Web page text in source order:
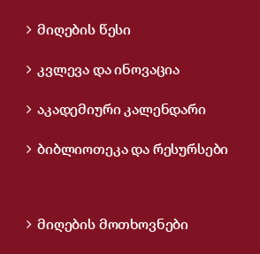
მიღების წესი
კვლევა და ინოვაცია
აკადემიური კალენდარი
ბიბლიოთეკა და რესურსები
მიღების მოთხოვნები